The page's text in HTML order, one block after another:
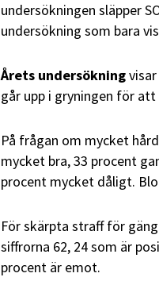
undersökningen släpper
undersökning som bara
Årets undersökning
går upp i gryningen för
På frågan om mycket
mycket bra, 33 procent
procent mycket dåligt.
För skärpta straff för
siffrorna 62, 24 som är
procent är emot.